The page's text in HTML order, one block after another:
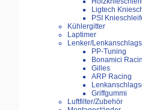
Ligtech
PSI
Kühlergitter
Laptimer
Lenker/
PP-Tuning
Bonamici
Gilles
ARP Racing
Griffgummi
Luftfilter/Zubehör